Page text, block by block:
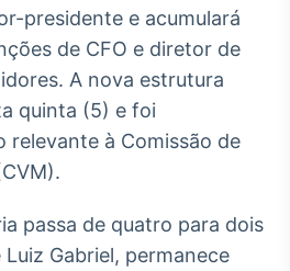
Broadcast
White Label
conteúdos
personalizados
OTC
Plataforma para
negociação de
presidente e acumulará
de CFO e diretor de
A nova estrutura
quinta (5) e foi
relevante à Comissão de
passa de quatro para dois
Gabriel, permanece